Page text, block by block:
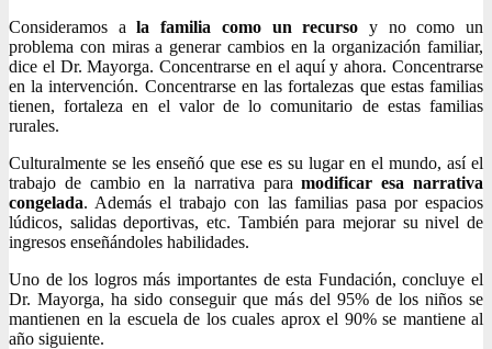
Consideramos ala familia como un recurso y no como un
problema con miras a generar cambios en la organización familiar,
dice el Dr. Mayorga. Concentrarse en el aquí y ahora. Concentrarse
en la intervención. Concentrarse en las fortalezas que estas familias
tienen, fortaleza en el valor de lo comunitario de estas familias
rurales.
Culturalmente se les enseñó que ese es su lugar en el mundo, así el
trabajo de cambio en la narrativa paramodificar esa narrativa
congelada. Además el trabajo con las familias pasa por espacios
lúdicos, salidas deportivas, etc. También para mejorar su nivel de
ingresos enseñándoles habilidades.
Uno de los logros más importantes de esta Fundación, concluye el
Dr. Mayorga, ha sido conseguir que más del 95% de los niños se
mantienen en la escuela de los cuales aprox el 90% se mantiene al
año siguiente.